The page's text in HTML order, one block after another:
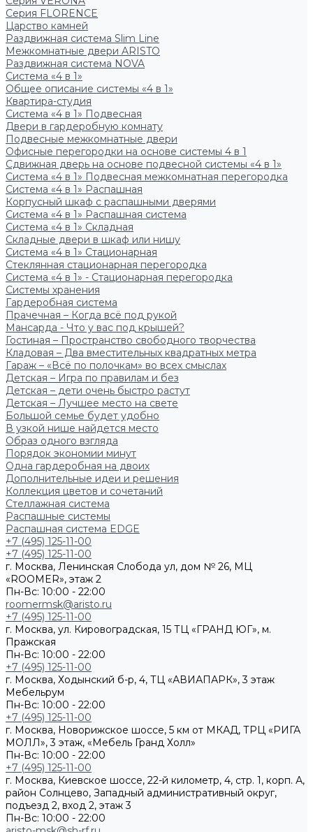
Серия FLORENCE
Царство камней
Раздвижная система Slim Line
Межкомнатные двери ARISTO
Раздвижная система NOVA
Система «4 в 1»
Общее описание системы «4 в 1»
Квартира-студия
Система «4 в 1» Подвесная
Двери в гардеробную комнату
Подвесные межкомнатные двери
Офисные перегородки на основе системы 4 в 1
Сдвижная дверь на основе подвесной системы «4 в 1»
Система «4 в 1» Подвесная межкомнатная перегородка
Система «4 в 1» Распашная
Корпусный шкаф с распашными дверями
Система «4 в 1» Распашная система
Система «4 в 1» Складная
Складные двери в шкаф или нишу
Система «4 в 1» Стационарная
Стеклянная стационарная перегородка
Система «4 в 1» - Стационарная перегородка
Системы хранения
Гардеробная система
Прачечная – Когда всё под рукой
Мансарда - Что у вас под крышей?
Гостиная – Пространство свободного творчества
Кладовая – Два вместительных квадратных метра
Гараж – «Всё по полочкам» во всех смыслах
Детская – Игра по правилам и без
Детская – дети очень быстро растут
Детская – Лучшее место на свете
Большой семье будет удобно
В узкой нише найдется место
Образ одного взгляда
Порядок экономии минут
Одна гардеробная на двоих
Дополнительные идеи и решения
Коллекция цветов и сочетаний
Стеллажная система
Распашные системы
Распашная система EDGE
+7 (495) 125-11-00
+7 (495) 125-11-00
г. Москва, Ленинская Слобода ул, дом № 26, МЦ
«ROOMER», этаж 2
Пн-Вс: 10:00 - 22:00
roomermsk@aristo.ru
+7 (495) 125-11-00
г. Москва, ул. Кировоградская, 15 ТЦ «ГРАНД ЮГ», м.
Пражская
Пн-Вс: 10:00 - 22:00
+7 (495) 125-11-00
г. Москва, Ходынский б-р, 4, ТЦ «АВИАПАРК», 3 этаж
Мебельрум
Пн-Вс: 10:00 - 22:00
+7 (495) 125-11-00
г. Москва, Новорижское шоссе, 5 км от МКАД, ТРЦ «РИГА
МОЛЛ», 3 этаж, «Мебель Гранд Холл»
Пн-Вс: 10:00 - 22:00
+7 (495) 125-11-00
г. Москва, Киевское шоссе, 22-й километр, 4, стр. 1, корп. А,
район Солнцево, Западный административный округ,
подъезд 2, вход 2, этаж 3
Пн-Вс: 10:00 - 22:00